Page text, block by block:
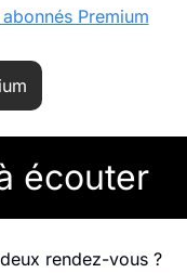
Premium
écouter
rendez-vous ?